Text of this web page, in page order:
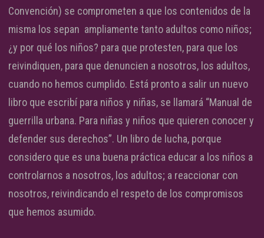
Convención) se comprometen a que los contenidos de la
misma los sepan ampliamente tanto adultos como niños;
¿y por qué los niños? para que protesten, para que los
reivindiquen, para que denuncien a nosotros, los adultos,
cuando no hemos cumplido. Está pronto a salir un nuevo
libro que escribí para niños y niñas, se llamará “Manual de
guerrilla urbana. Para niñas y niños que quieren conocer y
defender sus derechos”. Un libro de lucha, porque
considero que es una buena práctica educar a los niños a
controlarnos a nosotros, los adultos; a reaccionar con
nosotros, reivindicando el respeto de los compromisos
que hemos asumido.